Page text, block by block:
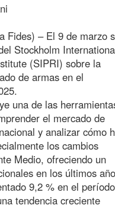
Fides) – El 9 de marzo
Stockholm
(SIPRI) sobre la
de armas en el
una de las
el mercado de
y analizar cómo
los cambios
Medio, ofreciendo un
en los últimos
9,2 % en el período
tendencia creciente